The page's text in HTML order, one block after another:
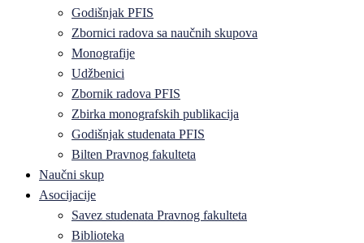
Godišnjak PFIS
Zbornici radova sa naučnih skupova
Monografije
Udžbenici
Zbornik radova PFIS
Zbirka monografskih publikacija
Godišnjak studenata PFIS
Bilten Pravnog fakulteta
Naučni skup
Asocijacije
Savez studenata Pravnog fakulteta
Biblioteka